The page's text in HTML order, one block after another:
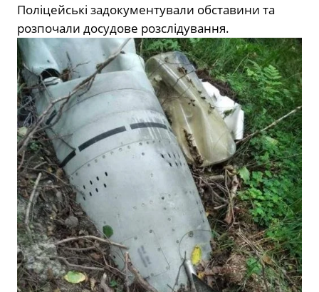
Поліцейські задокументували обставини та
розпочали досудове розслідування.